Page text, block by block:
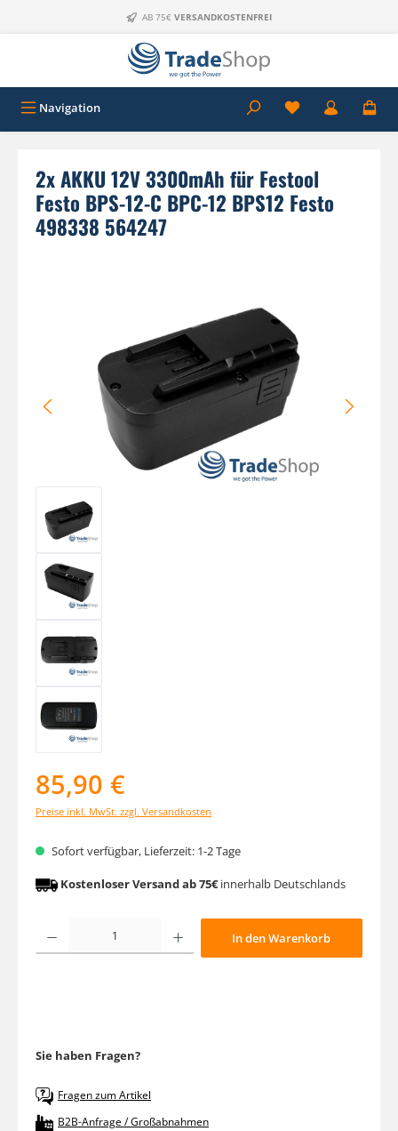
Zum Hauptinhalt springenAB 75€ VERSANDKOSTENFREI
Navigation
2x AKKU 12V 3300mAh für Festool
Festo BPS-12-C BPC-12 BPS12 Festo
498338 564247
85,90 €
Preise inkl. MwSt. zzgl. Versandkosten
Sofort verfügbar, Lieferzeit: 1-2 Tage
Kostenloser Versand ab 75€innerhalb Deutschlands
Produkt Anzahl: Gib den gewünschten Wert ein oder benutze die
In den Warenkorb
Sie haben Fragen?
Fragen zum Artikel
B2B-Anfrage / Großabnahmen